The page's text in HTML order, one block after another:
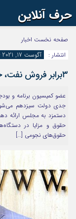
حرف آنلاین
اینستاگرام
آپارات
رمز عبور
مرا به خاطر بسپار
صفحه نخست اخبار
انتشار :
آگوست 17, 2021 - 2:02 ب.ظ
۳برابر فروش نفت، حقوق می‌دهیم
عضو کمیسیون برنامه و
جدی دولت سیزدهم
دستمزد به مجلس ارائه
حقوق و مزایا در
حقوق‌های نجومی […]